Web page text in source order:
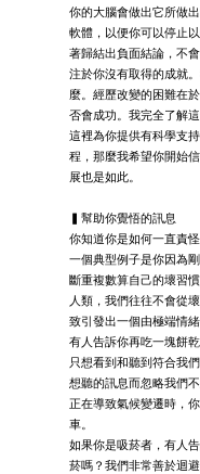
你的大腦會做出它所做
軟體，以便你可以停止
著歸結出負面結論，不
注於你沒有取得的成就
麼。經歷改變的困難在
否會成功。我完全了解
這裡為你提供有科學支
程，那麼我希望你開始
展也是如此。
▍幫助你覺悟的訊息
你知道你是如何一直責
一個典型例子是你因為
斷重複數算自己的壞習
人類，我們往往不會從
致引發出一個由極端
有人告訴你再吃一塊餅
只想看到和聽到符合我
想聽的訊息而忽略我們
正在導致氣候變遷時，
車。
如果你是吸菸者，有人
菸嗎？我們非常善於迴